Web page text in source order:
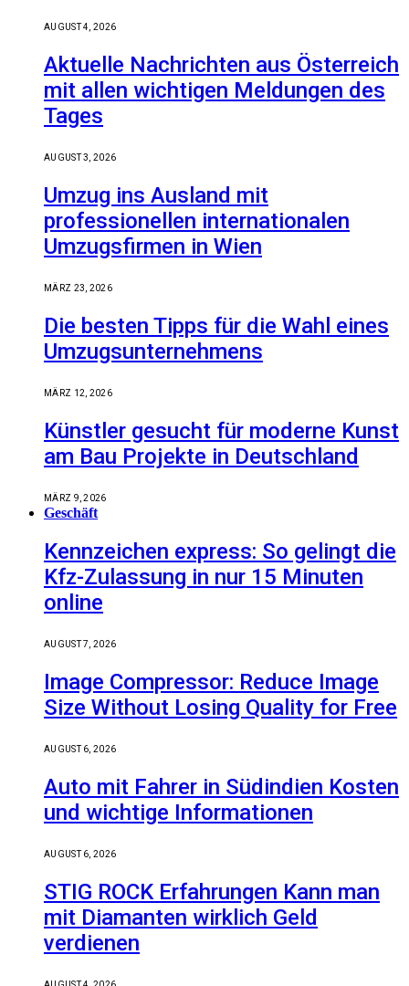
AUGUST 4, 2026
Aktuelle Nachrichten aus Österreich
mit allen wichtigen Meldungen des
Tages
AUGUST 3, 2026
Umzug ins Ausland mit
professionellen internationalen
Umzugsfirmen in Wien
MÄRZ 23, 2026
Die besten Tipps für die Wahl eines
Umzugsunternehmens
MÄRZ 12, 2026
Künstler gesucht für moderne Kunst
am Bau Projekte in Deutschland
MÄRZ 9, 2026
Geschäft
Kennzeichen express: So gelingt die
Kfz-Zulassung in nur 15 Minuten
online
AUGUST 7, 2026
Image Compressor: Reduce Image
Size Without Losing Quality for Free
AUGUST 6, 2026
Auto mit Fahrer in Südindien Kosten
und wichtige Informationen
AUGUST 6, 2026
STIG ROCK Erfahrungen Kann man
mit Diamanten wirklich Geld
verdienen